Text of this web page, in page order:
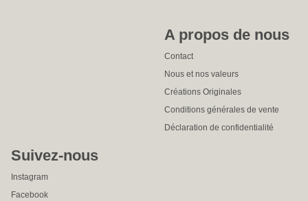
A propos de nous
Contact
Nous et nos valeurs
Créations Originales
Conditions générales de vente
Déclaration de confidentialité
Suivez-nous
Instagram
Facebook